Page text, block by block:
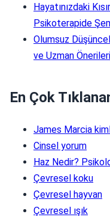
Hayatınızdaki
Psikoterapide
Olumsuz
ve Uzman Önerileri
En Çok
James Marcia
Cinsel yorum
Haz Nedir?
Çevresel koku
Çevresel hayvan
Çevresel ışık